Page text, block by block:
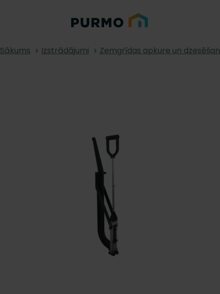
Sākums Izstrādājumi Zemgrīdas apkure un